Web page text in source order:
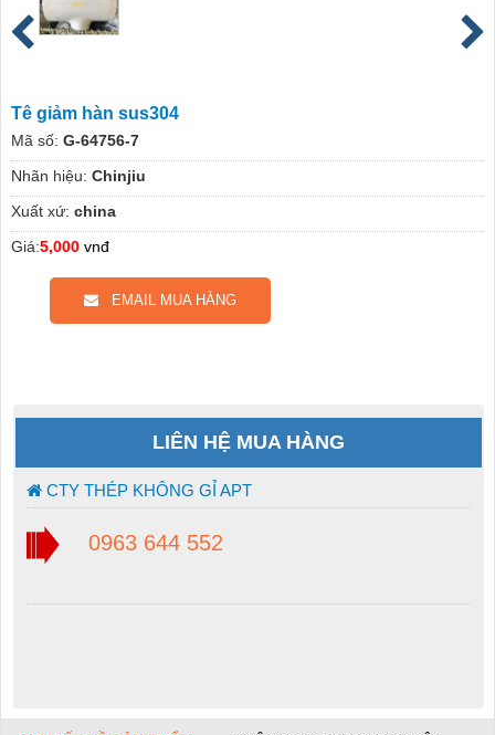
Tê giảm hàn sus304
Mã số: G-64756-7
Nhãn hiệu: Chinjiu
Xuất xứ: china
Giá:5,000 vnđ
EMAIL MUA HÀNG
LIÊN HỆ MUA HÀNG
CTY THÉP KHÔNG GỈ APT
0963 644 552